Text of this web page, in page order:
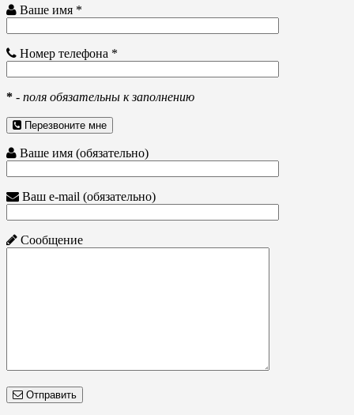
Ваше имя *
Номер телефона *
* - поля обязательны к заполнению
Перезвоните мне
Ваше имя (обязательно)
Ваш e-mail (обязательно)
Сообщение
Отправить